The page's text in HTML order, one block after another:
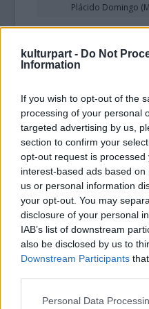
kulturpart - Do Not
Information
If you wish to opt-out of the
processing of your personal
targeted advertising by us,
section to confirm your
opt-out request is
interest-based ads based
us or personal information
your opt-out. You may
disclosure of your personal
IAB’s list of downstream
also be disclosed by us to
Downstream Participants
Please note that this
Personal Data
Plácido Domingo
Williams, Katy Perry,
Script, Ed Sheeran,
és Robert Plant is
A szervezők szerint
a koncertet, és a
"az opera és a
varázslatos világának
fogadta.
A harminc éjszakán
kizárólag sorsolás
szerezni, de a
országban élőben
a felhasználók az